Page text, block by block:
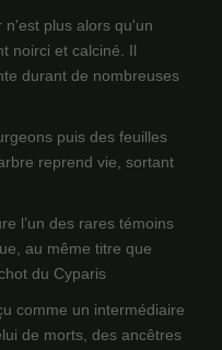
plus alors qu'un
noirci et calciné. Il
durant de nombreuses
puis des feuilles
reprend vie, sortant
l’un des rares témoins
au même titre que
du Cyparis
comme un intermédiaire
de morts, des ancêtres